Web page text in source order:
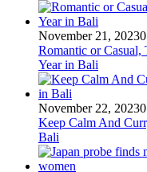
November 21, 2023
Romantic or Casual,
Year in Bali
November 22, 2023
Keep Calm And
Bali